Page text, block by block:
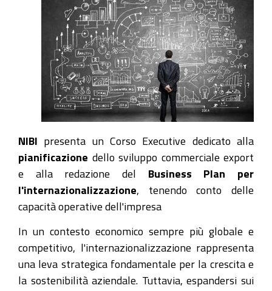
NIBI presenta un Corso Executive dedicato alla
pianificazione dello sviluppo commerciale export
e alla redazione del Business Plan per
l'internazionalizzazione , tenendo conto delle
capacità operative dell'impresa
In un contesto economico sempre più globale e
competitivo, l'internazionalizzazione rappresenta
una leva strategica fondamentale per la crescita e
la sostenibilità aziendale. Tuttavia, espandersi sui